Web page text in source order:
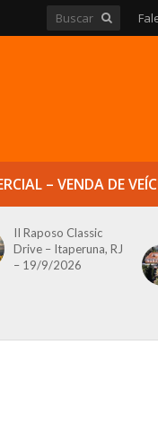
– VENDA DE
II Raposo Classic
Drive – Itaperuna, RJ
– 19/9/2026